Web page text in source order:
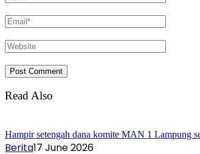
Read Also
Hampir setengah dana komite MAN 1 Lampung
Berita17 June 2026